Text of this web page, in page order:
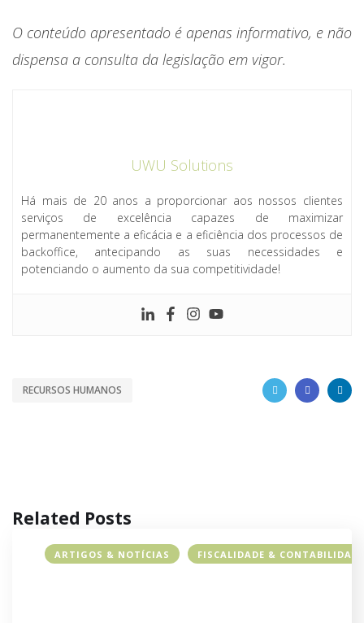
O conteúdo apresentado é apenas informativo, e não
dispensa a consulta da legislação em vigor.
UWU Solutions
Há mais de 20 anos a proporcionar aos nossos clientes
serviços de excelência capazes de maximizar
permanentemente a eficácia e a eficiência dos processos de
backoffice, antecipando as suas necessidades e
potenciando o aumento da sua competitividade!
RECURSOS HUMANOS
Related Posts
ARTIGOS & NOTÍCIAS FISCALIDADE & CONTABILIDADE